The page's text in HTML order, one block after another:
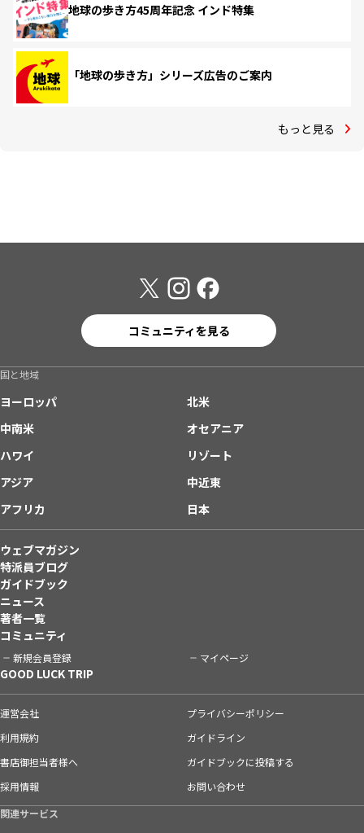
地球の歩き方45周年記念 インド特集
「地球の歩き方」シリーズ広告のご案内
もっと見る
コミュニティを見る
国と地域
ヨーロッパ
北米
中南米
オセアニア
ハワイ
リゾート
アジア
中近東
アフリカ
日本
ウェブマガジン
特派員ブログ
ガイドブック
ニュース
著者一覧
コミュニティ
新規会員登録 マイページ
GOOD LUCK TRIP
運営会社
プライバシーポリシー
利用規約
ガイドライン
書店御担当者様へ
ガイドブックに投稿する
採用情報
お問い合わせ
関連サービス